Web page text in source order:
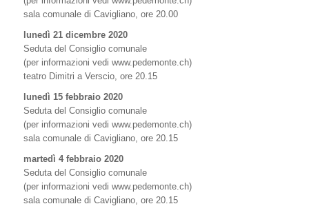
sala comunale di Cavigliano, ore 20.00
lunedì 21 dicembre 2020
Seduta del Consiglio comunale
(per informazioni vedi www.pedemonte.ch)
teatro Dimitri a Verscio, ore 20.15
lunedì 15 febbraio 2020
Seduta del Consiglio comunale
(per informazioni vedi www.pedemonte.ch)
sala comunale di Cavigliano, ore 20.15
martedì 4 febbraio 2020
Seduta del Consiglio comunale
(per informazioni vedi www.pedemonte.ch)
sala comunale di Cavigliano, ore 20.15